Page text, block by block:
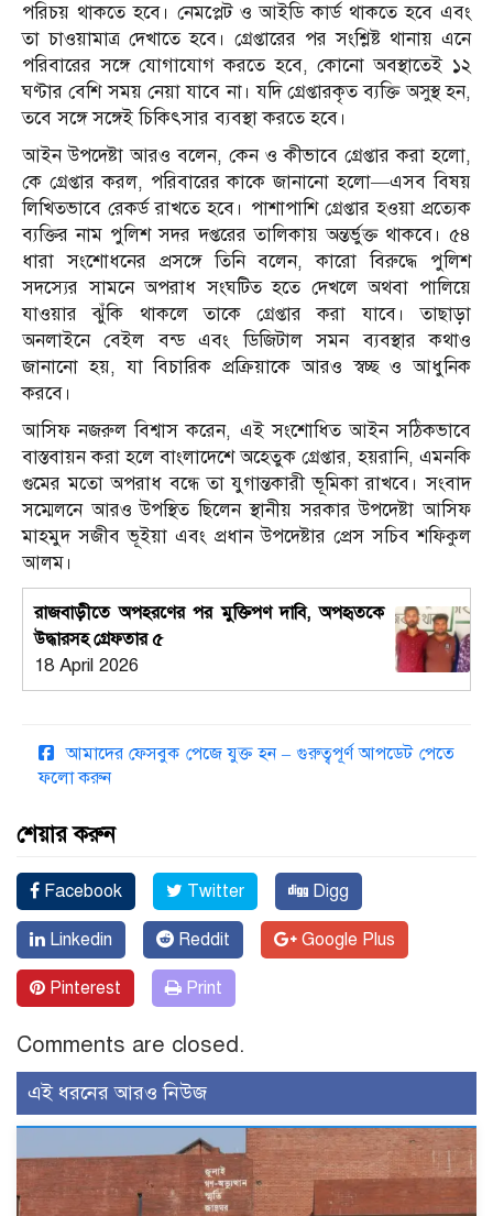
পরিচয় থাকতে হবে। নেমপ্লেট ও আইডি কার্ড থাকতে হবে এবং
তা চাওয়ামাত্র দেখাতে হবে। গ্রেপ্তারের পর সংশ্লিষ্ট থানায় এনে
পরিবারের সঙ্গে যোগাযোগ করতে হবে, কোনো অবস্থাতেই ১২
ঘণ্টার বেশি সময় নেয়া যাবে না। যদি গ্রেপ্তারকৃত ব্যক্তি অসুস্থ হন,
তবে সঙ্গে সঙ্গেই চিকিৎসার ব্যবস্থা করতে হবে।
আইন উপদেষ্টা আরও বলেন, কেন ও কীভাবে গ্রেপ্তার করা হলো,
কে গ্রেপ্তার করল, পরিবারের কাকে জানানো হলো—এসব বিষয়
লিখিতভাবে রেকর্ড রাখতে হবে। পাশাপাশি গ্রেপ্তার হওয়া প্রত্যেক
ব্যক্তির নাম পুলিশ সদর দপ্তরের তালিকায় অন্তর্ভুক্ত থাকবে। ৫৪
ধারা সংশোধনের প্রসঙ্গে তিনি বলেন, কারো বিরুদ্ধে পুলিশ
সদস্যের সামনে অপরাধ সংঘটিত হতে দেখলে অথবা পালিয়ে
যাওয়ার ঝুঁকি থাকলে তাকে গ্রেপ্তার করা যাবে। তাছাড়া
অনলাইনে বেইল বন্ড এবং ডিজিটাল সমন ব্যবস্থার কথাও
জানানো হয়, যা বিচারিক প্রক্রিয়াকে আরও স্বচ্ছ ও আধুনিক
করবে।
আসিফ নজরুল বিশ্বাস করেন, এই সংশোধিত আইন সঠিকভাবে
বাস্তবায়ন করা হলে বাংলাদেশে অহেতুক গ্রেপ্তার, হয়রানি, এমনকি
গুমের মতো অপরাধ বন্ধে তা যুগান্তকারী ভূমিকা রাখবে। সংবাদ
সম্মেলনে আরও উপস্থিত ছিলেন স্থানীয় সরকার উপদেষ্টা আসিফ
মাহমুদ সজীব ভূইয়া এবং প্রধান উপদেষ্টার প্রেস সচিব শফিকুল
আলম।
রাজবাড়ীতে অপহরণের পর মুক্তিপণ দাবি, অপহৃতকে
উদ্ধারসহ গ্রেফতার ৫
18 April 2026
আমাদের ফেসবুক পেজে যুক্ত হন – গুরুত্বপূর্ণ আপডেট পেতে
ফলো করুন
শেয়ার করুন
Facebook Twitter Digg
Linkedin Reddit Google Plus
Pinterest Print
Comments are closed.
এই ধরনের আরও নিউজ